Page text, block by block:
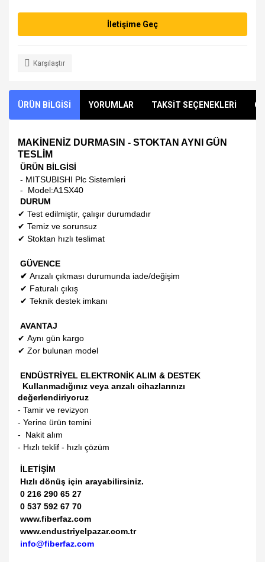
İletişime Geç
Karşılaştır
ÜRÜN BİLGİSİ YORUMLAR TAKSİT SEÇENEKLERİ
MAKİNENİZ DURMASIN - STOKTAN AYNI GÜN
TESLİM
ÜRÜN BİLGİSİ
- MITSUBISHI Plc Sistemleri
- Model:A1SX40
DURUM
✔ Test edilmiştir, çalışır durumdadır
✔ Temiz ve sorunsuz
✔ Stoktan hızlı teslimat
GÜVENCE
✔ Arızalı çıkması durumunda iade/değişim
✔ Faturalı çıkış
✔ Teknik destek imkanı
AVANTAJ
✔ Aynı gün kargo
✔ Zor bulunan model
ENDÜSTRİYEL ELEKTRONİK ALIM & DESTEK
Kullanmadığınız veya arızalı cihazlarınızı
değerlendiriyoruz
- Tamir ve revizyon
- Yerine ürün temini
- Nakit alım
- Hızlı teklif - hızlı çözüm
İLETİŞİM
Hızlı dönüş için arayabilirsiniz.
0 216 290 65 27
0 537 592 67 70
www.fiberfaz.com
www.endustriyelpazar.com.tr
info@fiberfaz.com